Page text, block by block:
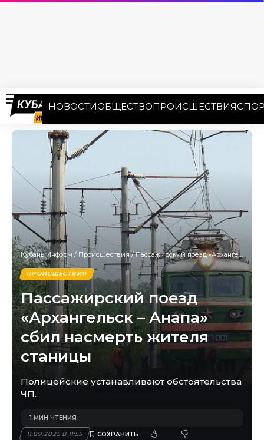
НОВОСТИОБЩЕСТВОПРОИСШЕСТВИЯ
Кубань Информ / Происшествия/Пассажирский поезд «Архангельск – Анапа» сбил насмерть жителя станицы
ПРОИСШЕСТВИЯ
Пассажирский поезд
«Архангельск – Анапа»
сбил насмерть жителя
станицы
Полицейские устанавливают обстоятельства
ЧП.
11.09.2025 В 11:55
1 МИН ЧТЕНИЯ